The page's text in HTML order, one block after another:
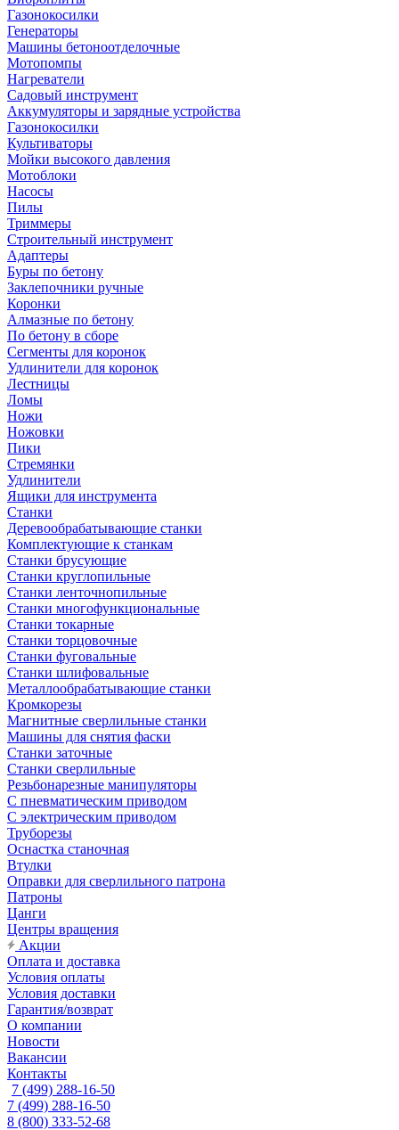
Газонокосилки
Генераторы
Машины бетоноотделочные
Мотопомпы
Нагреватели
Садовый инструмент
Аккумуляторы и зарядные устройства
Газонокосилки
Культиваторы
Мойки высокого давления
Мотоблоки
Насосы
Пилы
Триммеры
Строительный инструмент
Адаптеры
Буры по бетону
Заклепочники ручные
Коронки
Алмазные по бетону
По бетону в сборе
Сегменты для коронок
Удлинители для коронок
Лестницы
Ломы
Ножи
Ножовки
Пики
Стремянки
Удлинители
Ящики для инструмента
Станки
Деревообрабатывающие станки
Комплектующие к станкам
Станки брусующие
Станки круглопильные
Станки ленточнопильные
Станки многофункциональные
Станки токарные
Станки торцовочные
Станки фуговальные
Станки шлифовальные
Металлообрабатывающие станки
Кромкорезы
Магнитные сверлильные станки
Машины для снятия фаски
Станки заточные
Станки сверлильные
Резьбонарезные манипуляторы
С пневматическим приводом
С электрическим приводом
Труборезы
Оснастка станочная
Втулки
Оправки для сверлильного патрона
Патроны
Цанги
Центры вращения
Акции
Оплата и доставка
Условия оплаты
Условия доставки
Гарантия/возврат
О компании
Новости
Вакансии
Контакты
7 (499) 288-16-50
7 (499) 288-16-50
8 (800) 333-52-68